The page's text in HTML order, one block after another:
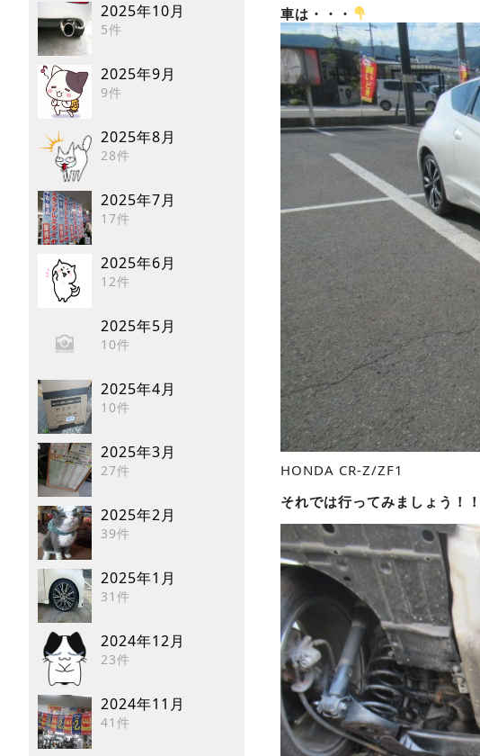
2025年10月
5件
2025年9月
9件
2025年8月
28件
2025年7月
17件
2025年6月
12件
2025年5月
10件
2025年4月
10件
2025年3月
27件
2025年2月
39件
2025年1月
31件
2024年12月
23件
2024年11月
41件
車は・・・
HONDA CR-Z/ZF1
それでは行ってみましょう！！